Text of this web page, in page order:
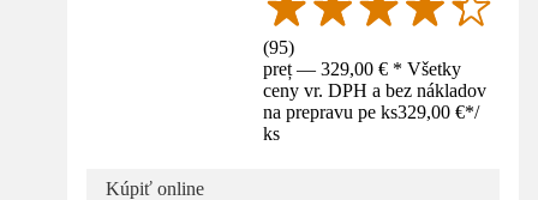
(95)
preț — 329,00 € * Všetky
ceny vr. DPH a bez nákladov
na prepravu pe ks329,00 €*/
ks
Kúpiť online